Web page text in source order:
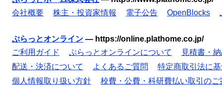
会社概要
株主・投資家情報 電子公告 OpenBlocks
ぷらっとオンライン — https://online.plathome.co.jp/
ご利用ガイド
ぷらっとオンラインについて
見積書・
配送・決済について
よくあるご質問
特定商取引法に
個人情報取り扱い方針
校費・公費・科研費払い取引のご